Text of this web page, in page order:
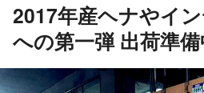
2017年産ヘナやイ
への第一弾 出荷準備